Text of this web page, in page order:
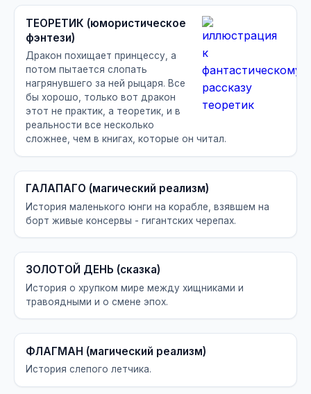
ТЕОРЕТИК (юмористическое
фэнтези)
Дракон похищает принцессу, а
потом пытается слопать
нагрянувшего за ней рыцаря. Все
бы хорошо, только вот дракон
этот не практик, а теоретик, и в
реальности все несколько
сложнее, чем в книгах, которые он читал.
ГАЛАПАГО (магический реализм)
История маленького юнги на корабле, взявшем на
борт живые консервы - гигантских черепах.
ЗОЛОТОЙ ДЕНЬ (сказка)
История о хрупком мире между хищниками и
травоядными и о смене эпох.
ФЛАГМАН (магический реализм)
История слепого летчика.